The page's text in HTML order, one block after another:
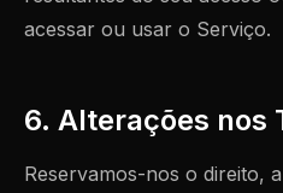
acessar ou usar o Serviço.
6. Alterações nos
Reservamos-nos o direito,